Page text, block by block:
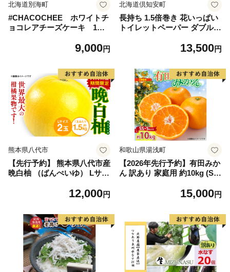
北海道別海町
#CHACOCHEE ホワイトチ
ョコレアチーズケーキ 1ホ
海町,チーズ,ちーず,チーズケ
9,000円
北海道倶知安町
長持ち 1.5倍巻き 花いっぱい
トイレットペーパー ダブル 4
プリント ハーブ 香り付き 日
品 備蓄 送料無料 北海道 倶知
安町 日用品
13,500円
熊本県八代市
【先行予約】 熊本県八代市産
晩白柚 （ばんぺいゆ） Lサイ
もの フルーツ おやつ 特産 熊
12,000円
和歌山県湯浅町
【2026年先行予約】有田みか
ん 訳あり 家庭用 約10kg (S
ん フルーツ 柑橘 果物 果実
6098
15,000円